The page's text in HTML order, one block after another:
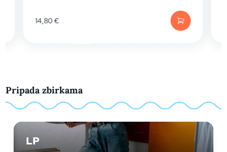
14,80€
Pripada zbirkama
LP